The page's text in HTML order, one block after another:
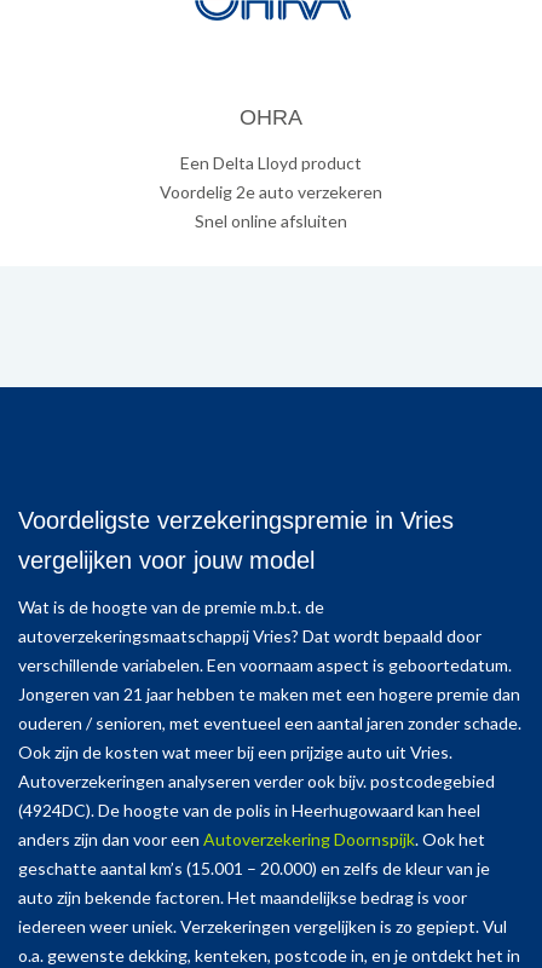
OHRA
Een Delta Lloyd product
Voordelig 2e auto verzekeren
Snel online afsluiten
Voordeligste verzekeringspremie in Vries
vergelijken voor jouw model
Wat is de hoogte van de premie m.b.t. de
autoverzekeringsmaatschappij Vries? Dat wordt bepaald door
verschillende variabelen. Een voornaam aspect is geboortedatum.
Jongeren van 21 jaar hebben te maken met een hogere premie dan
ouderen / senioren, met eventueel een aantal jaren zonder schade.
Ook zijn de kosten wat meer bij een prijzige auto uit Vries.
Autoverzekeringen analyseren verder ook bijv. postcodegebied
(4924DC). De hoogte van de polis in Heerhugowaard kan heel
anders zijn dan voor een Autoverzekering Doornspijk. Ook het
geschatte aantal km’s (15.001 – 20.000) en zelfs de kleur van je
auto zijn bekende factoren. Het maandelijkse bedrag is voor
iedereen weer uniek. Verzekeringen vergelijken is zo gepiept. Vul
o.a. gewenste dekking, kenteken, postcode in, en je ontdekt het in